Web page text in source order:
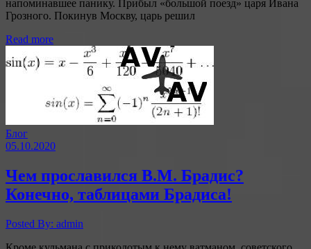
напоминавшее панику. Прибыл «большой поезд» царя Ивана
Грозного. Покинув Москву, царь решил
Read more
Блог
05.10.2020
Чем прославился В.М. Брадис?
Конечно, таблицами Брадиса!
Posted By: admin